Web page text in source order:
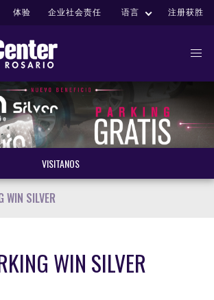
体验 企业社会责任 语言 注册获胜
VISITANOS
WIN SILVER
WIN SILVER